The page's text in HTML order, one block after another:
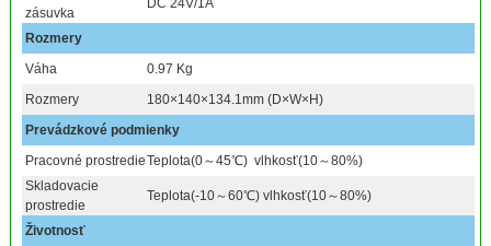
zásuvka
DC 24V/1A
Rozmery
Váha
0.97 Kg
Rozmery
180×140×134.1mm (D×W×H)
Prevádzkové podmienky
Pracovné prostredieTeplota(0～45℃) vlhkosť(10～80%)
Skladovacie
prostredie
Teplota(-10～60℃) vlhkosť(10～80%)
Životnosť